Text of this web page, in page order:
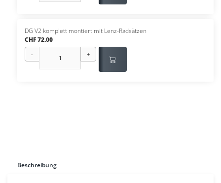
DG V2 komplett montiert mit Lenz-Radsätzen
CHF 72.00
- +
Beschreibung